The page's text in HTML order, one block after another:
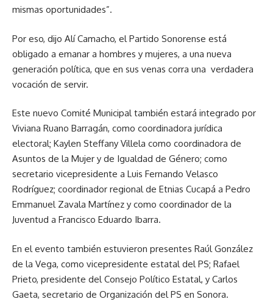
mismas oportunidades”.
Por eso, dijo Alí Camacho, el Partido Sonorense está
obligado a emanar a hombres y mujeres, a una nueva
generación política, que en sus venas corra una verdadera
vocación de servir.
Este nuevo Comité Municipal también estará integrado por
Viviana Ruano Barragán, como coordinadora jurídica
electoral; Kaylen Steffany Villela como coordinadora de
Asuntos de la Mujer y de Igualdad de Género; como
secretario vicepresidente a Luis Fernando Velasco
Rodríguez; coordinador regional de Etnias Cucapá a Pedro
Emmanuel Zavala Martínez y como coordinador de la
Juventud a Francisco Eduardo Ibarra.
En el evento también estuvieron presentes Raúl González
de la Vega, como vicepresidente estatal del PS; Rafael
Prieto, presidente del Consejo Político Estatal, y Carlos
Gaeta, secretario de Organización del PS en Sonora.